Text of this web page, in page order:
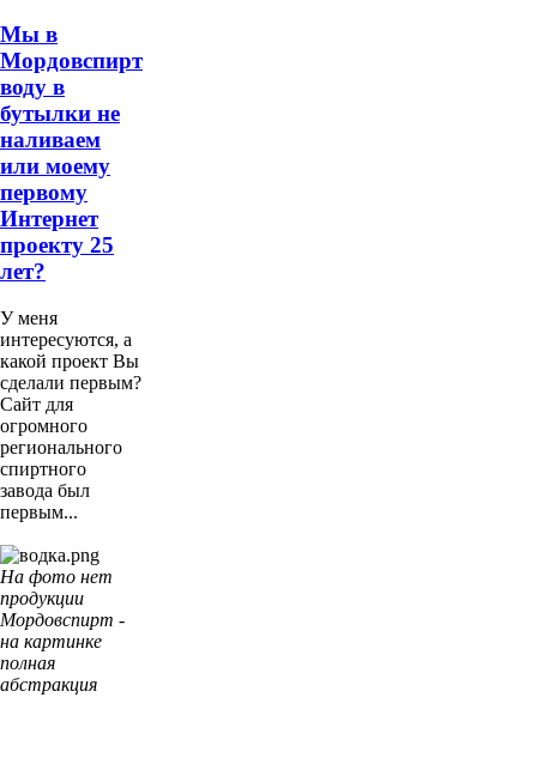
Мы в
Мордовспирт
воду в
бутылки не
наливаем
или моему
первому
Интернет
проекту 25
лет?
У меня
интересуются, а
какой проект Вы
сделали первым?
Сайт для
огромного
регионального
спиртного
завода был
первым...
На фото нет
продукции
Мордовспирт -
на картинке
полная
абстракция